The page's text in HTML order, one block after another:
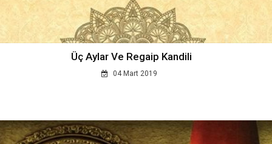
Üç Aylar Ve Regaip Kandili
04 Mart 2019